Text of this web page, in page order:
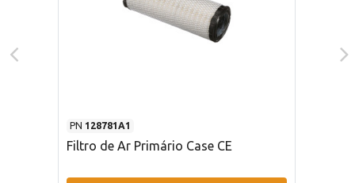
PN 128781A1
Filtro de Ar Primário Case CE